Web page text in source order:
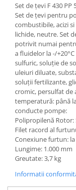
Set de țevi F 430
Set de țevi pentru
combustibile, acizi
lichide, neutre. Set
potrivit numai
a fluidelor la -/
sulfuric, soluție de
uleiuri diluate,
soluții fertilizante,
cromic, persulfat de
temperatură: până
conducte pompe:
Polipropilenă Rotor:
Filet racord al
Conexiune furtun: la
Lungime: 1.000 mm
Greutate: 3,7 kg
Informatii